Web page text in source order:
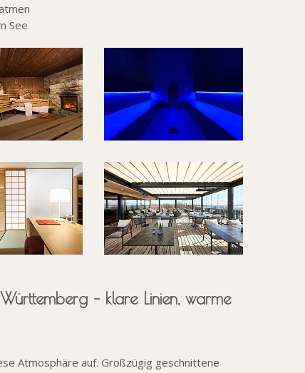
See
– klare Linien, warme
Atmosphäre auf. Großzügig geschnittene